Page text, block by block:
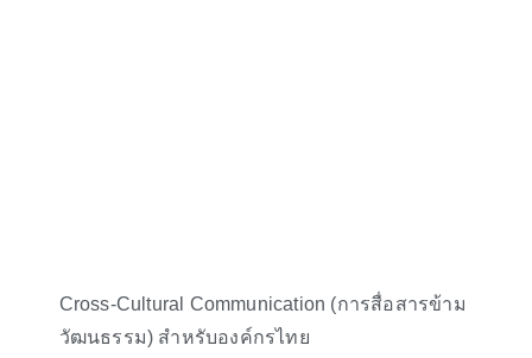
Cross-Cultural Communication (การสื่อสารข้าม
วัฒนธรรม) สำหรับองค์กรไทย